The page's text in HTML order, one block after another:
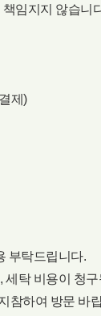
임지지 않습니
제)
부탁드립니다.
탁 비용이 청
참하여 방문 바